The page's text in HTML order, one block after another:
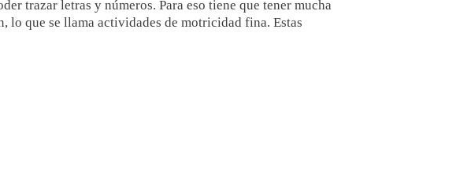
trazar letras y números. Para eso tiene que tener mucha
lo que se llama actividades de motricidad fina. Estas